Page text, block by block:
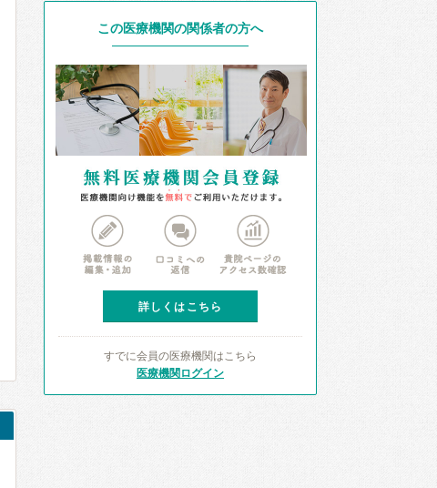
この医療機関の関係者の方へ
詳しくはこちら
すでに会員の医療機関はこちら
医療機関ログイン